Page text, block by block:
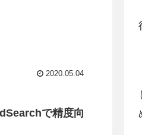
2020.05.04
で精度向